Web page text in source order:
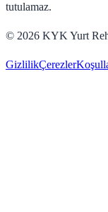
tutulamaz.
© 2026 KYK Yurt
GizlilikÇerezler